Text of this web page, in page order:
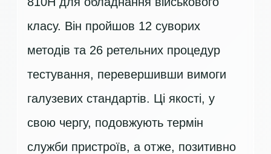
класу. Він пройшов 12 суворих
методів та 26 ретельних процедур
тестування, перевершивши вимоги
галузевих стандартів. Ці якості, у
свою чергу, подовжують термін
служби пристроїв, а отже, позитивно